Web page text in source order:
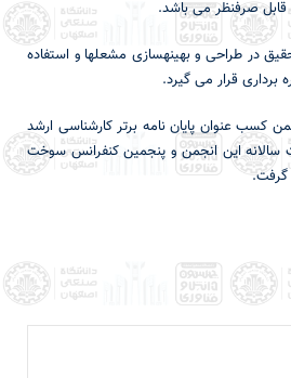
قابل صرفنظر می باشد.
در طراحی و بهینه سازی مشعل ها و استفاده
برداری قرار می گیرد.
کسب عنوان پایان نامه برتر کارشناسی ارشد
سالانه این انجمن و پنجمین کنفرانس سوخت
گرفت.